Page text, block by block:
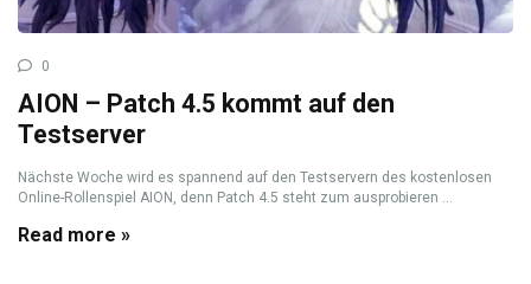
0
AION – Patch 4.5 kommt auf den
Testserver
Nächste Woche wird es spannend auf den Testservern des kostenlosen
Online-Rollenspiel AION, denn Patch 4.5 steht zum ausprobieren ...
Read more »